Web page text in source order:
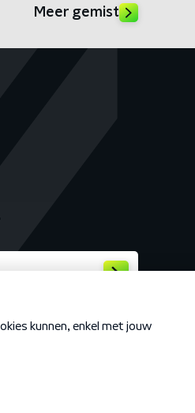
Meer gemist